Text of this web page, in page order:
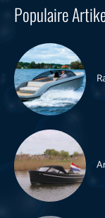
Populaire